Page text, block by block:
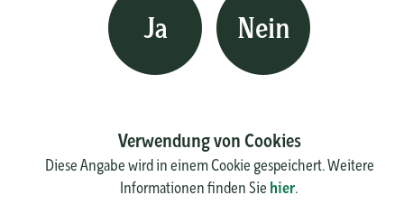
Ja Nein
Verwendung von Cookies
Diese Angabe wird in einem Cookie gespeichert. Weitere
Informationen finden Sie hier.